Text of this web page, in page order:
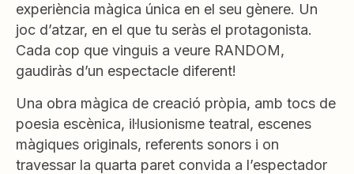
experiència màgica única en el seu gènere. Un
joc d’atzar, en el que tu seràs el protagonista.
Cada cop que vinguis a veure RANDOM,
gaudiràs d’un espectacle diferent!
Una obra màgica de creació pròpia, amb tocs de
poesia escènica, il·lusionisme teatral, escenes
màgiques originals, referents sonors i on
travessar la quarta paret convida a l’espectador